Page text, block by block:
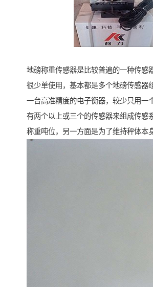
地磅称重传感器是比较普遍的一种传感
很少单使用，基本都是多个地磅传感器
一台高准精度的电子衡器，较少只用一
有两个以上或三个的传感器来组成传感
称重吨位，另一方面是为了维持秤体本